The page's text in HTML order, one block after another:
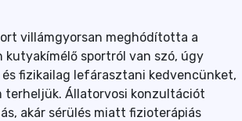
villámgyorsan meghódította a
kutyakímélő sportról van szó, úgy
fizikailag lefárasztani kedvencünket,
terheljük. Állatorvosi konzultációt
akár sérülés miatt fizioterápiás